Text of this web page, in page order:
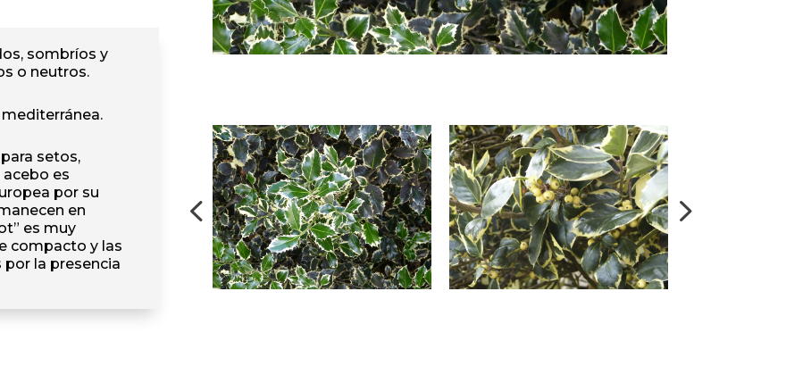
sombríos y
o neutros.
setos,
acebo es
por su
en
es muy
compacto y las
la presencia